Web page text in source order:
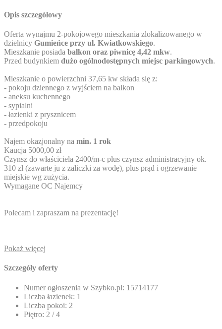
Opis szczegółowy
Oferta wynajmu 2-pokojowego mieszkania zlokalizowanego w
dzielnicy Gumieńce przy ul. Kwiatkowskiego.
Mieszkanie posiada balkon oraz piwnicę 4,42 mkw.
Przed budynkiem dużo ogólnodostępnych miejsc parkingowych.
Mieszkanie o powierzchni 37,65 kw składa się z:
- pokoju dziennego z wyjściem na balkon
- aneksu kuchennego
- sypialni
- łazienki z prysznicem
- przedpokoju
Najem okazjonalny na min. 1 rok
Kaucja 5000,00 zł
Czynsz do właściciela 2400/m-c plus czynsz administracyjny ok.
310 zł (zawarte ju z zaliczki za wodę), plus prąd i ogrzewanie
miejskie wg zużycia.
Wymagane OC Najemcy
Polecam i zapraszam na prezentację!
Pokaż więcej
Szczegóły oferty
Numer ogłoszenia w Szybko.pl: 15714177
Liczba łazienek: 1
Liczba pokoi: 2
Piętro: 2 / 4